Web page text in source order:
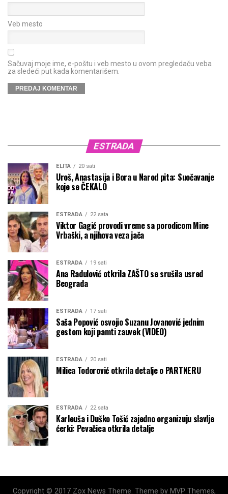
Veb mesto
Sačuvaj moje ime, e-poštu i veb mesto u ovom pregledaču veba
za sledeći put kada komentarišem.
ESTRADA
ELITA 20 sati
Uroš, Anastasija i Bora u Narod pita: Suočavanje
koje se ČEKALO
ESTRADA 22 sata
Viktor Gagić provodi vreme sa porodicom Mine
Vrbaški, a njihova veza jača
ESTRADA 19 sati
Ana Radulović otkrila ZAŠTO se srušila usred
Beograda
ESTRADA 17 sati
Saša Popović osvojio Suzanu Jovanović jednim
gestom koji pamti zauvek (VIDEO)
ESTRADA 20 sati
Milica Todorović otkrila detalje o PARTNERU
ESTRADA 22 sata
Karleuša i Duško Tošić zajedno organizuju slavlje
ćerki: Pevačica otkrila detalje
Copyright © 2017 Zox News Theme. Theme by MVP Themes,